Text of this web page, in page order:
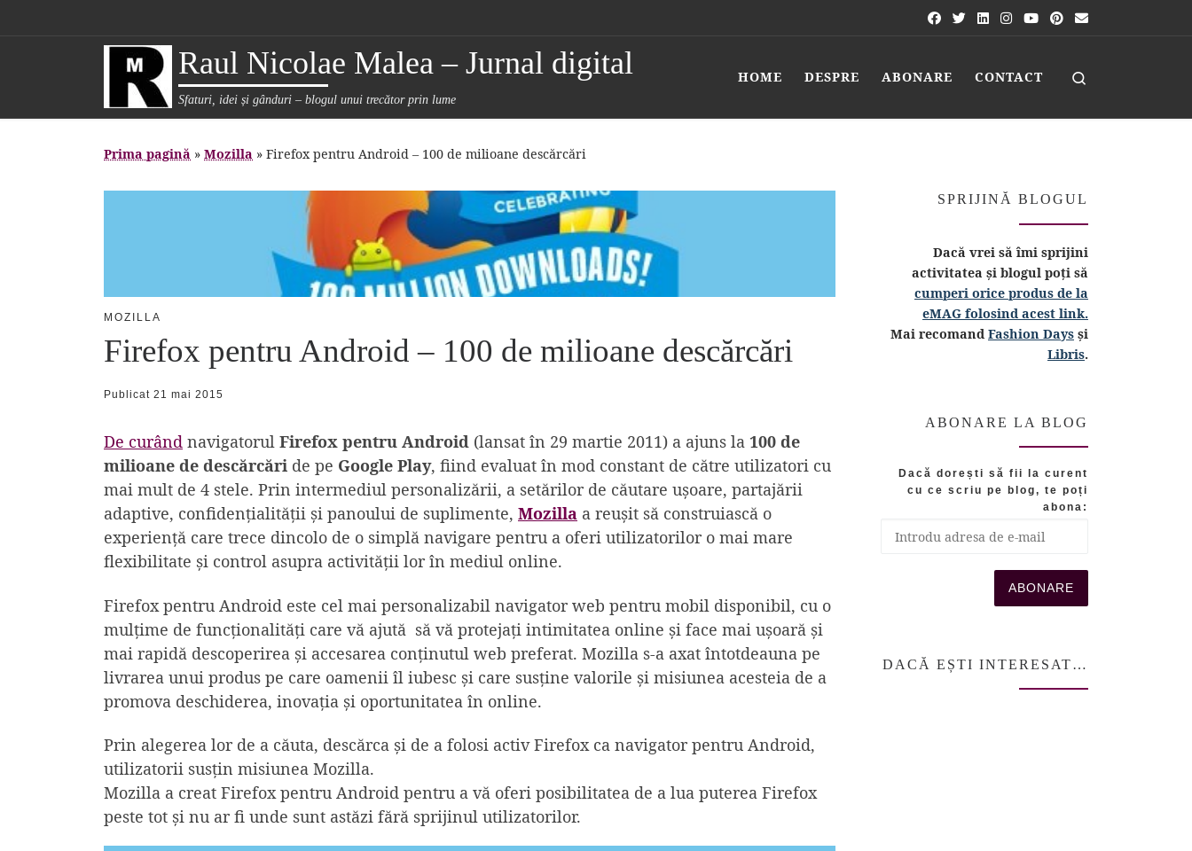
Raul Nicolae Malea – Jurnal digital
Sfaturi, idei și gânduri – blogul unui trecător prin lume
HOME DESPRE ABONARE CONTACT
Prima pagină » Mozilla » Firefox pentru Android – 100 de milioane descărcări
MOZILLA
Firefox pentru Android – 100 de milioane descărcări
Publicat 21 mai 2015
De curând navigatorul Firefox pentru Android (lansat în 29 martie 2011) a ajuns la 100 de
milioane de descărcări de pe Google Play, fiind evaluat în mod constant de către utilizatori cu
mai mult de 4 stele. Prin intermediul personalizării, a setărilor de căutare ușoare, partajării
adaptive, confidențialității și panoului de suplimente, Mozilla a reușit să construiască o
experiență care trece dincolo de o simplă navigare pentru a oferi utilizatorilor o mai mare
flexibilitate și control asupra activității lor în mediul online.
Firefox pentru Android este cel mai personalizabil navigator web pentru mobil disponibil, cu o
mulțime de funcționalități care vă ajută să vă protejați intimitatea online și face mai ușoară și
mai rapidă descoperirea și accesarea conținutul web preferat. Mozilla s-a axat întotdeauna pe
livrarea unui produs pe care oamenii îl iubesc și care susține valorile și misiunea acesteia de a
promova deschiderea, inovația și oportunitatea în online.
Prin alegerea lor de a căuta, descărca și de a folosi activ Firefox ca navigator pentru Android,
utilizatorii susțin misiunea Mozilla.
Mozilla a creat Firefox pentru Android pentru a vă oferi posibilitatea de a lua puterea Firefox
peste tot și nu ar fi unde sunt astăzi fără sprijinul utilizatorilor.
SPRIJINĂ BLOGUL
Dacă vrei să îmi sprijini
activitatea și blogul poți să
cumperi orice produs de la
eMAG folosind acest link.
Mai recomand Fashion Days și
Libris.
ABONARE LA BLOG
Dacă dorești să fii la curent
cu ce scriu pe blog, te poți
abona:
DACĂ EȘTI INTERESAT…